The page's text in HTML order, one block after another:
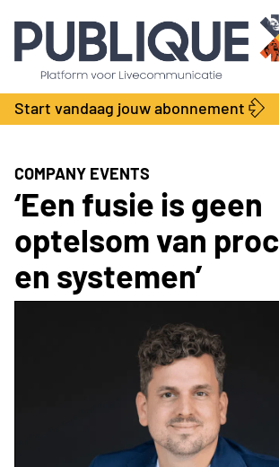
Industry Dashboard
Vacatures
Kalender
Producten
Bedrijvengids
Locatie Finder
Contact
Over ons
Adverteren
Abonnementen
Start vandaag jouw abonnement
COMPANY EVENTS
‘Een fusie is geen
optelsom van
en systemen’